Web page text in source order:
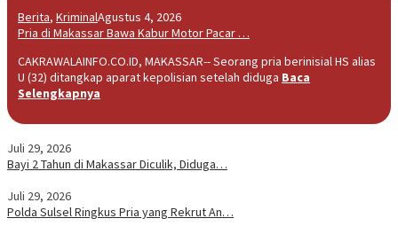
Berita, KriminalAgustus 4, 2026
Pria di Makassar Bawa Kabur Motor Pacar …
CAKRAWALAINFO.CO.ID, MAKASSAR-- Seorang pria berinisial HS alias
U (32) ditangkap aparat kepolisian setelah diduga Baca
Selengkapnya
Juli 29, 2026
Bayi 2 Tahun di Makassar Diculik, Diduga…
Juli 29, 2026
Polda Sulsel Ringkus Pria yang Rekrut An…